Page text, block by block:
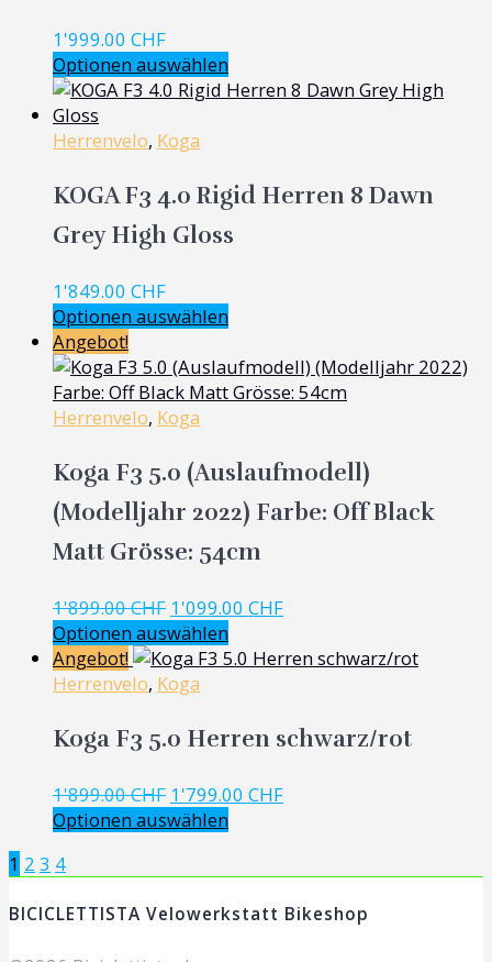
1'999.00 CHF
Optionen auswählen
Herrenvelo, Koga
KOGA F3 4.0 Rigid Herren 8 Dawn
Grey High Gloss
1'849.00 CHF
Optionen auswählen
Angebot!
Herrenvelo, Koga
Koga F3 5.0 (Auslaufmodell)
(Modelljahr 2022) Farbe: Off Black
Matt Grösse: 54cm
1'899.00CHF Ursprünglicher
Preis
war:
1'899.00 CHF
1'099.00 CHFAktueller
ist:
Optionen auswählen
Angebot!
Herrenvelo, Koga
Koga F3 5.0 Herren schwarz/rot
1'899.00CHF Ursprünglicher
Preis
1'799.00 CHFAktueller
Optionen auswählen
Posts
navigation
Page
1 Page
2 Page
3 Page
4
BICICLETTISTA Velowerkstatt Bikeshop